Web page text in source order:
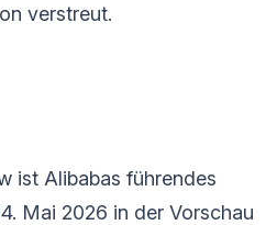
verstreut.
ist Alibabas führendes
Mai 2026 in der Vorschau